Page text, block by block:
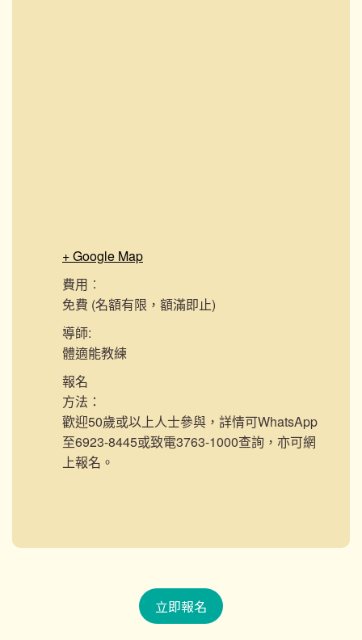
+ Google Map
費用︰
免費 (名額有限，額滿即止)
導師:
體適能教練
報名
方法：
歡迎50歲或以上人士參與，詳情可WhatsApp
至6923-8445或致電3763-1000查詢，亦可網
上報名。
立即報名